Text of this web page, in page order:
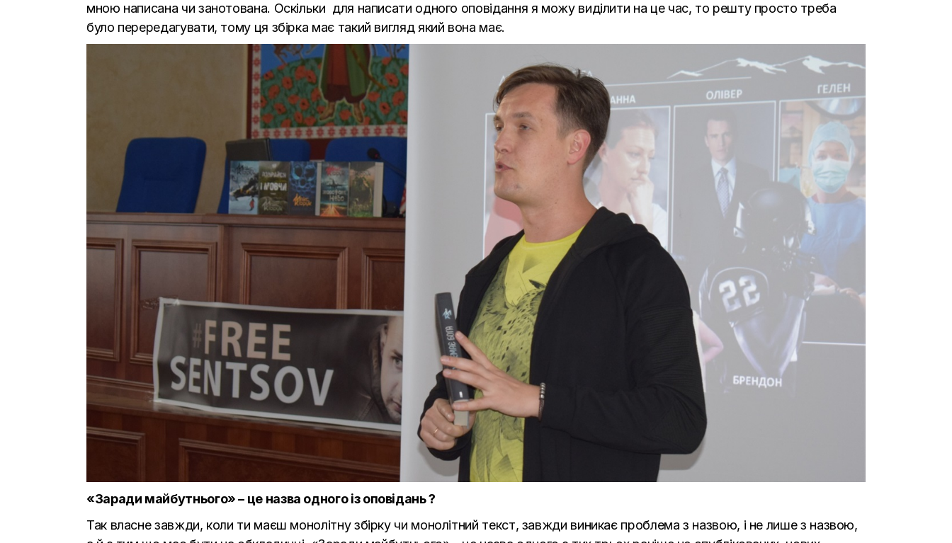
мною написана чи занотована. Оскільки для написати одного оповідання я можу виділити на це час, то решту просто треба
було перередагувати, тому ця збірка має такий вигляд який вона має.
«Заради майбутнього» – це назва одного із оповідань ?
Так власне завжди, коли ти маєш монолітну збірку чи монолітний текст, завжди виникає проблема з назвою, і не лише з назвою,